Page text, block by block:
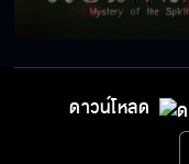
ดาวน์โหลด